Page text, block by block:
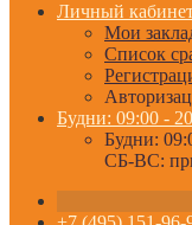
Личный
Мои
Список
Будни: 09:00 -
Будни:
СБ-ВС: